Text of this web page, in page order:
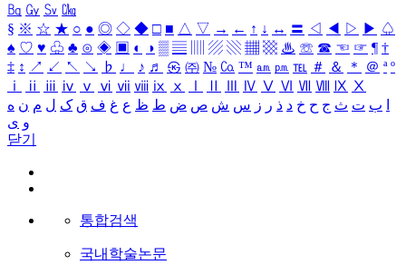
㏃ ㏉ ㏜ ㏆
§ ※ ☆ ★ ○ ● ◎ ◇ ◆ □ ■ △ ▽ → ← ↑ ↓ ↔ 〓 ◁ ◀ ▷ ▶ ♤
♠ ♡ ♥ ♧ ♣ ⊙ ◈ ▣ ◐ ◑ ▒ ▤ ▨ ▧ ▦ ▩ ♨ ☏ ☎ ☜ ☞ ¶ †
‡ ↕ ↗ ↙ ↖ ↘ ♭ ♩ ♪ ♬ ㉿ ㈜ № ㏇ ™ ㏂ ㏘ ℡ ＃ ＆ ＊ ＠ ª º
ⅰ
ⅱ ⅲ ⅳ ⅴ ⅵ ⅶ ⅷ ⅸ ⅹ Ⅳ Ⅴ Ⅵ Ⅶ Ⅷ Ⅸ Ⅹ
ب ت ث ج ح خ د ذ ر ز س ش ص ض ط ظ ع غ ف ق ک ل م ن ه
و ی
닫기
통합검색
국내학술논문